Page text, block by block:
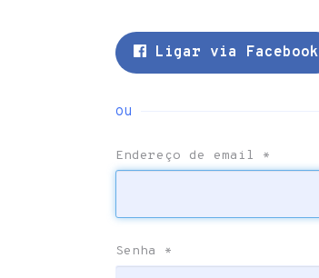
Ligar via Facebook
ou
Endereço de email *
Senha *